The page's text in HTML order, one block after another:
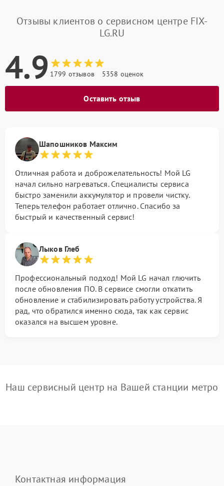
Отзывы клиентов о сервисном центре FIX-
LG.RU
4.9 1799 отзывов 5358 оценок
Оставить отзыв
Шапошников Максим
Отличная работа и доброжелательность! Мой LG
начал сильно нагреваться. Специалисты сервиса
быстро заменили аккумулятор и провели чистку.
Теперь телефон работает отлично. Спасибо за
быстрый и качественный сервис!
Лыков Глеб
Профессиональный подход! Мой LG начал глючить
после обновления ПО. В сервисе смогли откатить
обновление и стабилизировать работу устройства. Я
рад, что обратился именно сюда, так как сервис
оказался на высшем уровне.
Наш сервисный центр на Вашей станции метро
Контактная информация